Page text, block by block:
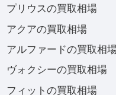
プリウスの買取相場
アクアの買取相場
アルファードの買取相
ヴォクシーの買取相場
フィットの買取相場